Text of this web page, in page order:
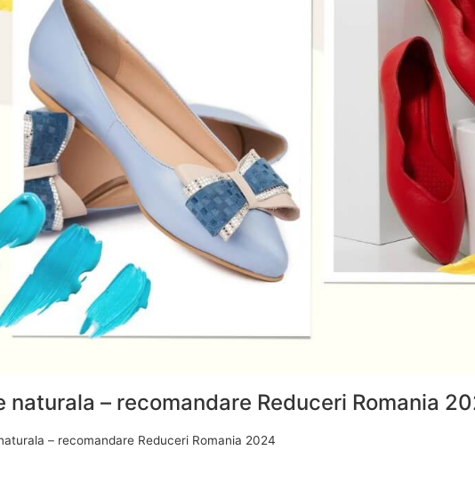
naturala – recomandare Reduceri Romania
– recomandare Reduceri Romania 2024